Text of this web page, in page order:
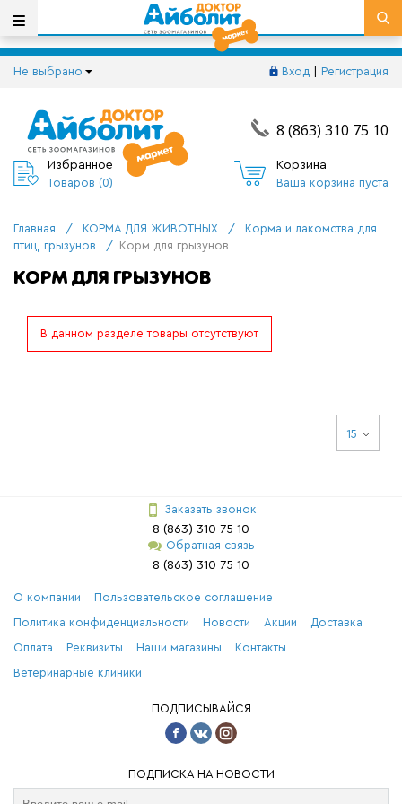
Не выбрано Вход Регистрация
8 (863) 310 75 10
Избранное
Товаров (0)
Корзина
Ваша корзина пуста
Главная / КОРМА ДЛЯ ЖИВОТНЫХ /
Корма и лакомства для
птиц, грызунов
/ Корм для грызунов
КОРМ ДЛЯ ГРЫЗУНОВ
В данном разделе товары отсутствуют
15
Заказать звонок
8 (863) 310 75 10
Обратная связь
8 (863) 310 75 10
О компании Пользовательское соглашение
Политика конфиденциальности Новости Акции Доставка
Оплата Реквизиты Наши магазины Контакты
Ветеринарные клиники
ПОДПИСЫВАЙСЯ
ПОДПИСКА НА НОВОСТИ